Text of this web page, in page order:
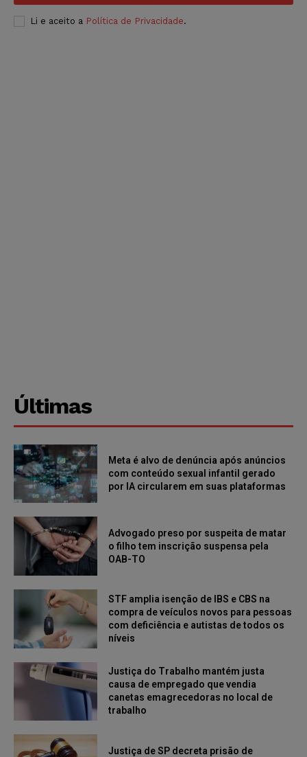
Li e aceito a Política de Privacidade.
Últimas
Meta é alvo de denúncia após anúncios
com conteúdo sexual infantil gerado
por IA circularem em suas plataformas
Advogado preso por suspeita de matar
o filho tem inscrição suspensa pela
OAB-TO
STF amplia isenção de IBS e CBS na
compra de veículos novos para pessoas
com deficiência e autistas de todos os
níveis
Justiça do Trabalho mantém justa
causa de empregado que vendia
canetas emagrecedoras no local de
trabalho
Justiça de SP decreta prisão de